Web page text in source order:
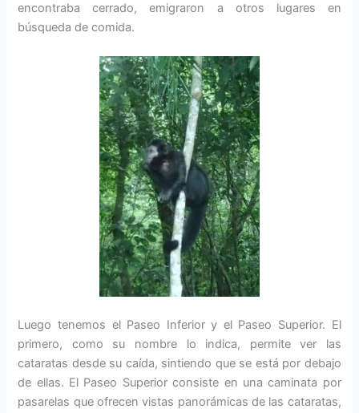
encontraba cerrado, emigraron a otros lugares en
búsqueda de comida.
Luego tenemos el Paseo Inferior y el Paseo Superior. El
primero, como su nombre lo indica, permite ver las
cataratas desde su caída, sintiendo que se está por debajo
de ellas. El Paseo Superior consiste en una caminata por
pasarelas que ofrecen vistas panorámicas de las cataratas,